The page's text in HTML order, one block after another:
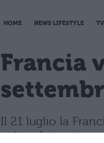
HOME NEWS LIFESTYLE
Francia
Il 21 luglio la
network, in vigore